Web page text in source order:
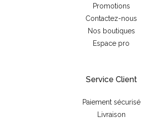
Promotions
Contactez-nous
Nos boutiques
Espace pro
Service Client
Paiement sécurisé
Livraison